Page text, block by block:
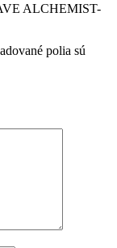
ALCHEMIST-
polia sú